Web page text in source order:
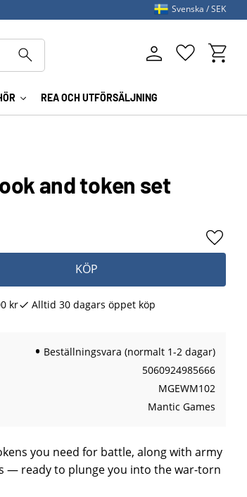
REA OCH UTFÖRSÄLJNING
Favoriter
Svenska SEK
and token set
KÖP
Lägg
kr Alltid 30 dagars öppet köp
Beställningsvara (normalt 1-2 dagar)
5060924985666
MGEWM102
Mantic Games
you need for battle, along with army
— ready to plunge you into the war-torn